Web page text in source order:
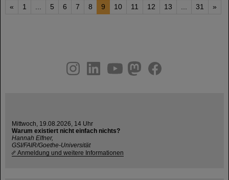
« 1 ... 5 6 7 8 9 10 11 12 13 ... 31 »
youtube
helmholtz.social
facebook
Mittwoch, 19.08.2026, 14 Uhr
Warum existiert nicht einfach nichts?
Hannah Elfner,
GSI/FAIR/Goethe-Universität
Anmeldung und weitere Informationen